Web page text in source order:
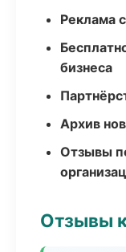
Реклама
бизнеса
Архив
Отзывы
Отзывы